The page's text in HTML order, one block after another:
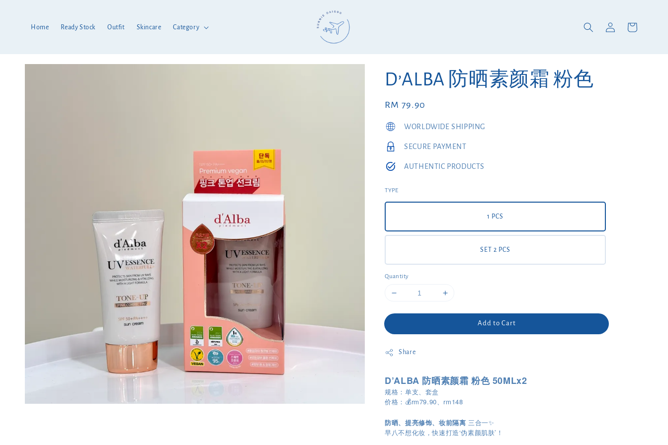
Home Ready Stock Outfit Skincare Category
D’ALBA 防晒素颜霜 粉色
Regular
price
RM 79.90
WORLDWIDE SHIPPING
SECURE PAYMENT
AUTHENTIC PRODUCTS
TYPE
1 PCS
SET 2 PCS
Quantity
Add to Cart
Share
D’ALBA 防晒素颜霜 粉色 50MLx2
规格：单支、套盒
价格：💰rm79.90、rm148
防晒、提亮修饰、妆前隔离 三合一✨
早八不想化妆，快速打造‘伪素颜肌肤’！